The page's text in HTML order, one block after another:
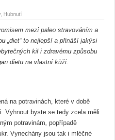
, Hubnutí
mezi paleo stravováním a
„diet“ to nejlepší a přináší jakýsi
kil i zdravému způsobu
dietu na vlastní kůži.
na potravinách, které v době
Vyhnout byste se tedy zcela měli
potravinám, popřípadě
Vynechány jsou tak i mléčné